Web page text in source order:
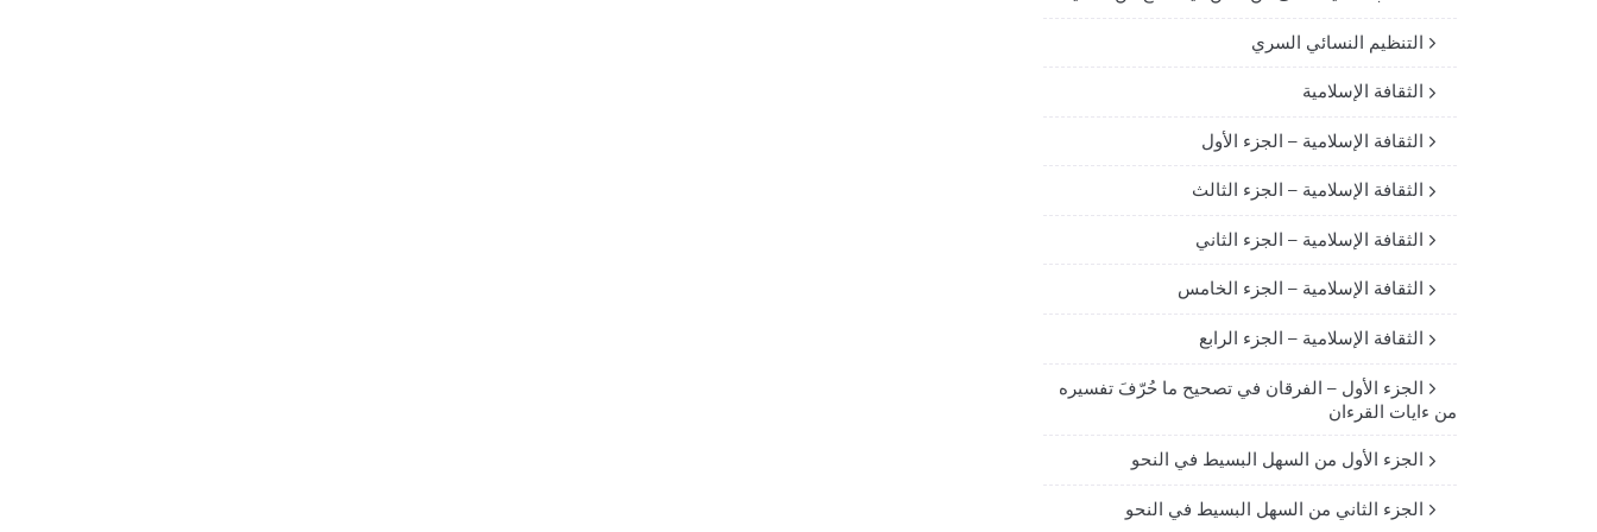
التنظيم النسائي السري
الثقافة الإسلامية
الثقافة الإسلامية – الجزء الأول
الثقافة الإسلامية – الجزء الثالث
الثقافة الإسلامية – الجزء الثاني
الثقافة الإسلامية – الجزء الخامس
الثقافة الإسلامية – الجزء الرابع
الجزء الأول – الفرقان في تصحيح ما حُرّفَ تفسيره
من ءايات القرءان
الجزء الأول من السهل البسيط في النحو
الجزء الثاني من السهل البسيط في النحو